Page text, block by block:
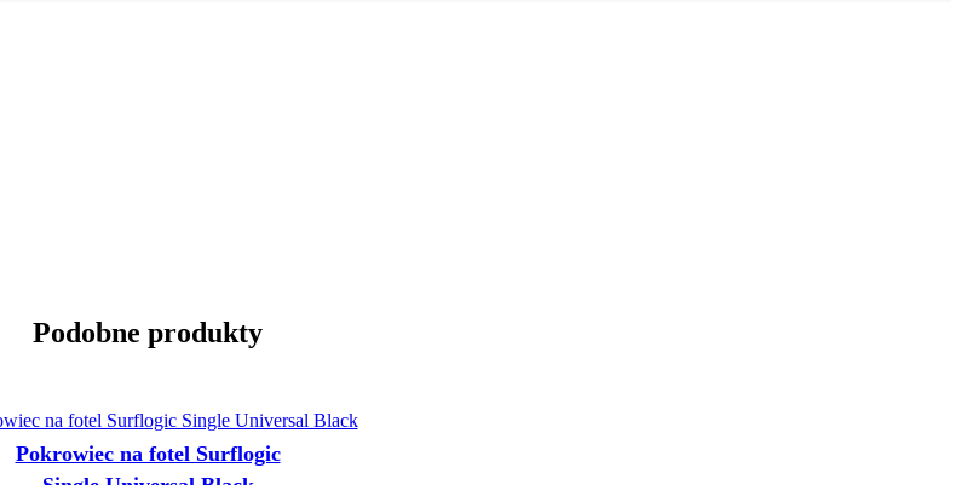
Podobne produkty
Pokrowiec na fotel Surflogic